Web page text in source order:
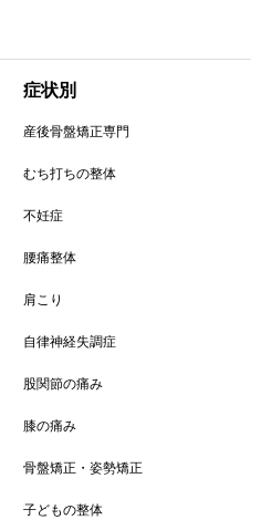
症状別
産後骨盤矯正専門
むち打ちの整体
不妊症
腰痛整体
肩こり
自律神経失調症
股関節の痛み
膝の痛み
骨盤矯正・姿勢矯正
子どもの整体